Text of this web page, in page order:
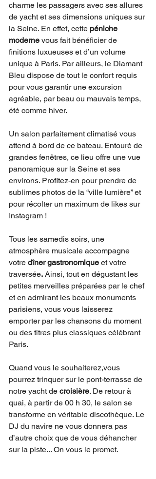
charme les passagers avec ses allures
de yacht et ses dimensions uniques sur
la Seine. En effet, cette péniche
moderne vous fait bénéficier de
finitions luxueuses et d’un volume
unique à Paris. Par ailleurs, le Diamant
Bleu dispose de tout le confort requis
pour vous garantir une excursion
agréable, par beau ou mauvais temps,
été comme hiver.
Un salon parfaitement climatisé vous
attend à bord de ce bateau. Entouré de
grandes fenêtres, ce lieu offre une vue
panoramique sur la Seine et ses
environs. Profitez-en pour prendre de
sublimes photos de la “ville lumière” et
pour récolter un maximum de likes sur
Instagram !
Tous les samedis soirs, une
atmosphère musicale accompagne
votre dîner gastronomique et votre
traversée. Ainsi, tout en dégustant les
petites merveilles préparées par le chef
et en admirant les beaux monuments
parisiens, vous vous laisserez
emporter par les chansons du moment
ou des titres plus classiques célébrant
Paris.
Quand vous le souhaiterez,vous
pourrez trinquer sur le pont-terrasse de
notre yacht de croisière. De retour à
quai, à partir de 00 h 30, le salon se
transforme en véritable discothèque. Le
DJ du navire ne vous donnera pas
d’autre choix que de vous déhancher
sur la piste... On vous le promet.